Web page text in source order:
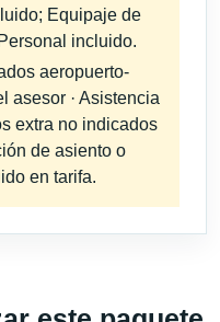
Equipaje de
incluido.
aeropuerto-
asesor · Asistencia
extra no indicados
de asiento o
en tarifa.